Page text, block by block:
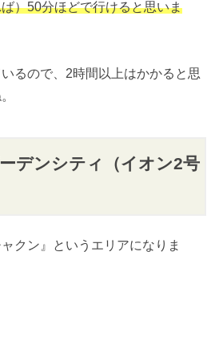
）50分ほどで行けると思いま
るので、2時間以上はかかると思
デンシティ（イオン2号
クン』というエリアになりま